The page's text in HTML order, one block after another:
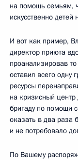
на помощь семьям,
искусственно
И вот как пример,
директор приюта
проанализировав то
оставил всего одну
ресурсы
на кризисный
бригаду по помощи
оказать в два
и не потребовало
По Вашему